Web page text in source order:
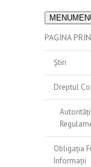
MENU
PAGINA
Știri
Dreptul
Obligația
Informații